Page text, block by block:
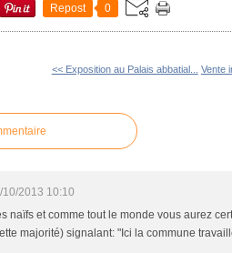
Repost 0
<< Exposition au Palais abbatial... Vente
10/2013 10:10
naïfs et comme tout le monde vous aurez
majorité) signalant: "Ici la commune